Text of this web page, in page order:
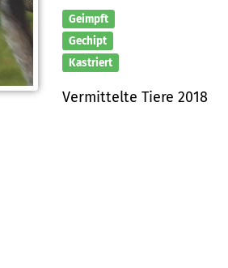
Geimpft
Gechipt
Kastriert
Vermittelte Tiere 2018